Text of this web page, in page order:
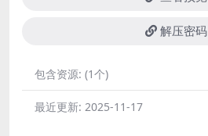
解压密码
包含资源: (1个)
最近更新: 2025-11-17